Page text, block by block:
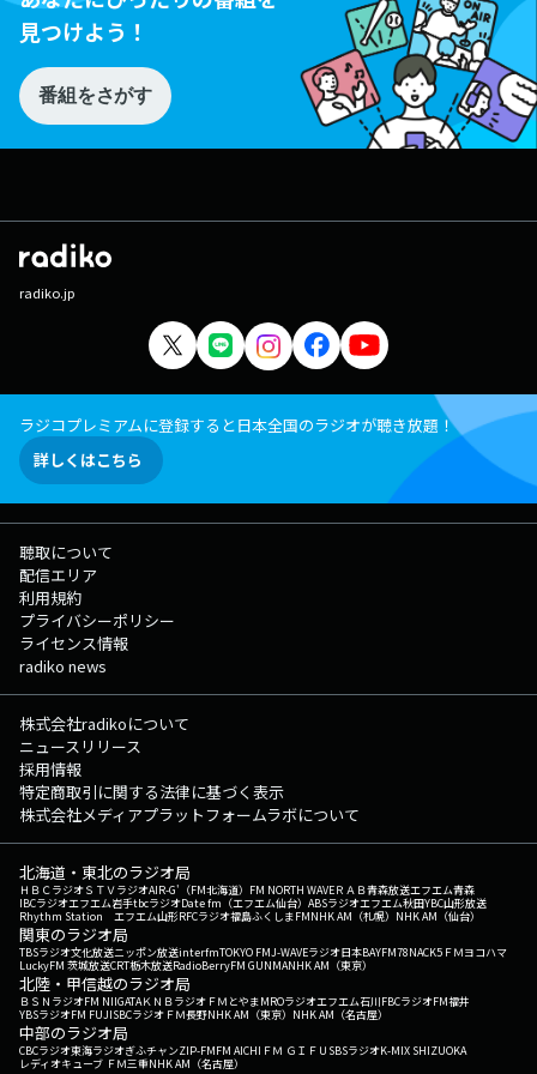
見つけよう！
番組をさがす
radiko.jp
ラジコプレミアムに登録すると日本全国のラジオが聴き放題！
詳しくはこちら
聴取について
配信エリア
利用規約
プライバシーポリシー
ライセンス情報
radiko news
株式会社radikoについて
ニュースリリース
採用情報
特定商取引に関する法律に基づく表示
株式会社メディアプラットフォームラボについて
北海道・東北のラジオ局
ＨＢＣラジオＳＴＶラジオAIR-G'（FM北海道） FM NORTH WAVEＲＡＢ青森放送エフエム青森
IBCラジオエフエム岩手tbcラジオDate fm（エフエム仙台） ABSラジオエフエム秋田YBC山形放送
Rhythm Station エフエム山形RFCラジオ福島ふくしまFMNHK AM（札幌） NHK AM（仙台）
関東のラジオ局
TBSラジオ文化放送ニッポン放送interfmTOKYO FMJ-WAVEラジオ日本BAYFM78NACK5 ＦＭヨコハマ
LuckyFM 茨城放送CRT栃木放送RadioBerryFM GUNMANHK AM（東京）
北陸・甲信越のラジオ局
ＢＳＮラジオFM NIIGATAＫＮＢラジオ ＦＭとやまMROラジオエフエム石川FBCラジオFM福井
YBSラジオFM FUJISBCラジオ ＦＭ長野NHK AM（東京） NHK AM（名古屋）
中部のラジオ局
CBCラジオ東海ラジオぎふチャンZIP-FMFM AICHI ＦＭ ＧＩＦＵ SBSラジオK-MIX SHIZUOKA
レディオキューブ ＦＭ三重NHK AM（名古屋）